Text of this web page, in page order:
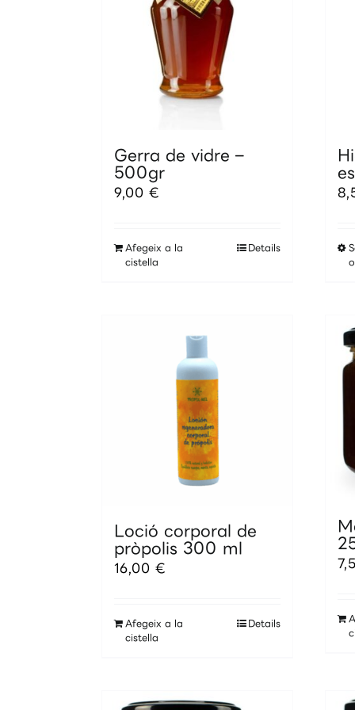
Gerra de vidre –
500gr
9,00€
Afegeix a la
cistella
Details
Loció corporal de
pròpolis 300 ml
16,00€
Afegeix a la
cistella
Details